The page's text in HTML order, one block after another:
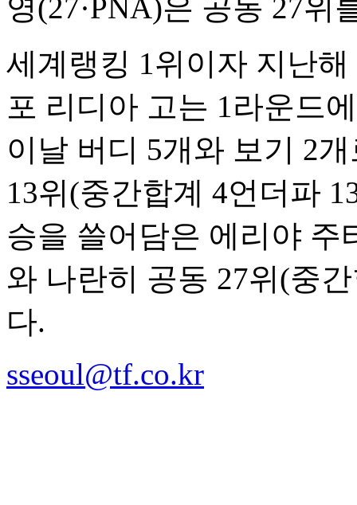
영(27·PNA)은 공동 27위
세계랭킹 1위이자 지난
포 리디아 고는 1라운드
이날 버디 5개와 보기 2
13위(중간합계 4언더파
승을 쓸어담은 에리야 주
와 나란히 공동 27위(중
다.
sseoul@tf.co.kr